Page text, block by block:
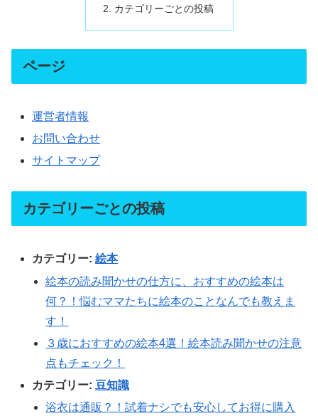
カテゴリーごとの投稿
ページ
運営者情報
お問い合わせ
サイトマップ
カテゴリーごとの投稿
カテゴリー:絵本
絵本の読み聞かせの仕方に、おすすめの絵本は
何？！悩むママたちに絵本のことなんでも教えま
す！
３歳におすすめの絵本4選！絵本読み聞かせの注意
点もチェック！
カテゴリー: 豆知識
浴衣は通販？！試着ナシでも安心してお得に購入